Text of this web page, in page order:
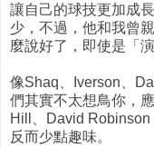
讓自己的球技更加成
少，不過，他和我曾
麼說好了，即使是「
像Shaq、Iverson、
們其實不太想鳥你，
Hill、David Robinson
反而少點趣味。